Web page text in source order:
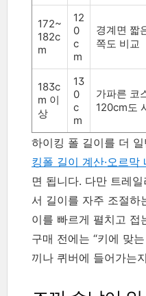
172~
182c
m
12
0
c
m
경계면 짧
쪽도 비교
183c
m 이
상
13
0
c
m
가파른 코
120cm도
하이킹 폴 길이를 더
킹폴 길이 계산·오르막
면 됩니다. 다만 트레
서 길이를 자주 조절하
이를 빠르게 펼치고 접
구매 전에는 “키에 맞
끼나 퀴버에 들어가는